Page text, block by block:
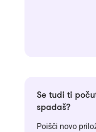
Se tudi ti
spadaš?
Poišči novo